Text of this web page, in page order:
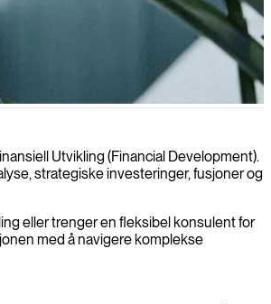
Utvikling (Financial Development).
strategiske investeringer, fusjoner og
eller trenger en fleksibel konsulent for
med å navigere komplekse